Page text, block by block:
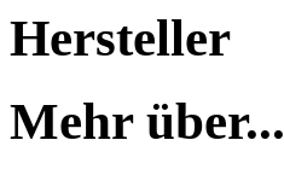
Hersteller
Mehr über...